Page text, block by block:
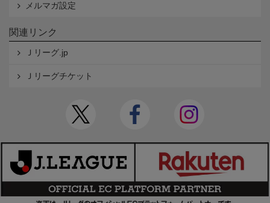
メルマガ設定
関連リンク
Ｊリーグ.jp
Ｊリーグチケット